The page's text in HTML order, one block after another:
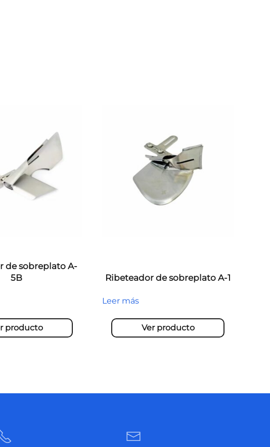
de sobreplato A-
5B
producto
Ribeteador de sobreplato A-1
Leer más
Ver producto